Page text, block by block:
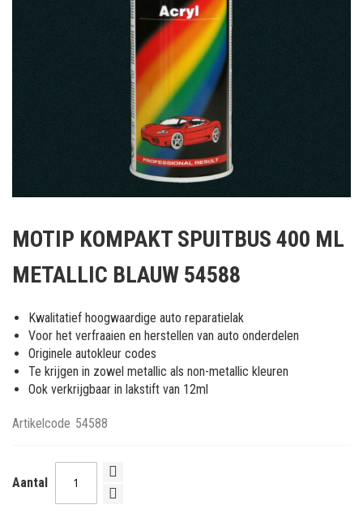
het
van
afbeeldingen-
gallerij
MOTIP KOMPAKT SPUITBUS 400 ML
METALLIC BLAUW 54588
Kwalitatief hoogwaardige auto reparatielak
Voor het verfraaien en herstellen van auto onderdelen
Originele autokleur codes
Te krijgen in zowel metallic als non-metallic kleuren
Ook verkrijgbaar in lakstift van 12ml
Artikelcode 54588
Aantal